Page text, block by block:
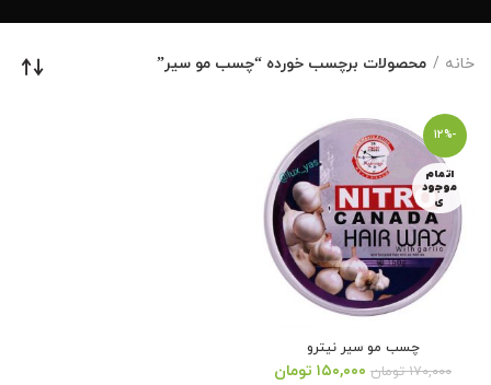
خانه محصولات برچسب خورده “چسب مو سیر”
-12%
اتمام
موجود
ی
چسب مو سیر نیترو
۱۷۰,۰۰۰ تومان قیمت
۱۵۰,۰۰۰ تومان